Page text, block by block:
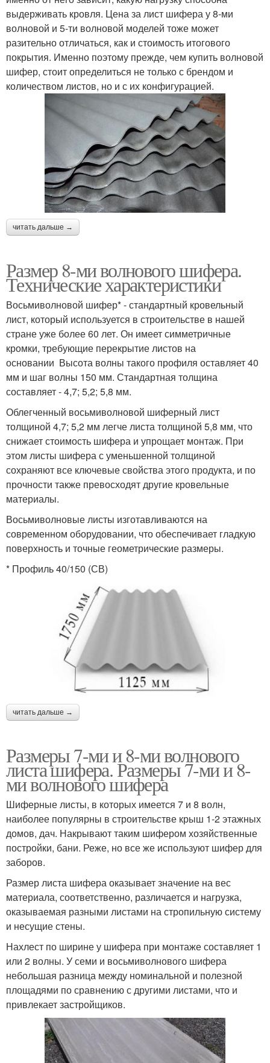
выдерживать кровля. Цена за лист шифера у 8-ми
волновой и 5-ти волновой моделей тоже может
разительно отличаться, как и стоимость итогового
покрытия. Именно поэтому прежде, чем купить волновой
шифер, стоит определиться не только с брендом и
количеством листов, но и с их конфигурацией.
читать дальше →
Размер 8-ми волнового шифера.
Технические характеристики
Восьмиволновой шифер* - стандартный кровельный
лист, который используется в строительстве в нашей
стране уже более 60 лет. Он имеет симметричные
кромки, требующие перекрытие листов на
основании Высота волны такого профиля оставляет 40
мм и шаг волны 150 мм. Стандартная толщина
составляет - 4,7; 5,2; 5,8 мм.
Облегченный восьмиволновой шиферный лист
толщиной 4,7; 5,2 мм легче листа толщиной 5,8 мм, что
снижает стоимость шифера и упрощает монтаж. При
этом листы шифера с уменьшенной толщиной
сохраняют все ключевые свойства этого продукта, и по
прочности также превосходят другие кровельные
материалы.
Восьмиволновые листы изготавливаются на
современном оборудовании, что обеспечивает гладкую
поверхность и точные геометрические размеры.
* Профиль 40/150 (СВ)
читать дальше →
Размеры 7-ми и 8-ми волнового
листа шифера. Размеры 7-ми и 8-
ми волнового шифера
Шиферные листы, в которых имеется 7 и 8 волн,
наиболее популярны в строительстве крыш 1-2 этажных
домов, дач. Накрывают таким шифером хозяйственные
постройки, бани. Реже, но все же используют шифер для
заборов.
Размер листа шифера оказывает значение на вес
материала, соответственно, различается и нагрузка,
оказываемая разными листами на стропильную систему
и несущие стены.
Нахлест по ширине у шифера при монтаже составляет 1
или 2 волны. У семи и восьмиволнового шифера
небольшая разница между номинальной и полезной
площадями по сравнению с другими листами, что и
привлекает застройщиков.